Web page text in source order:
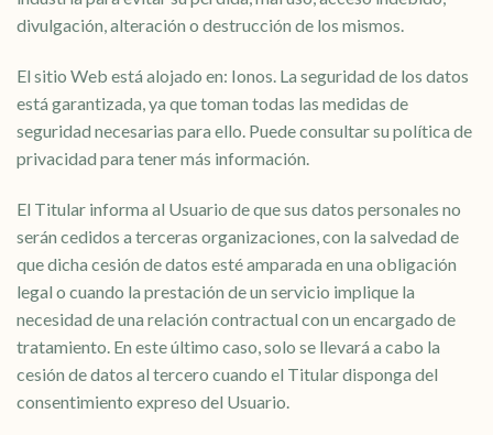
divulgación, alteración o destrucción de los mismos.
El sitio Web está alojado en: Ionos. La seguridad de los datos
está garantizada, ya que toman todas las medidas de
seguridad necesarias para ello. Puede consultar su política de
privacidad para tener más información.
El Titular informa al Usuario de que sus datos personales no
serán cedidos a terceras organizaciones, con la salvedad de
que dicha cesión de datos esté amparada en una obligación
legal o cuando la prestación de un servicio implique la
necesidad de una relación contractual con un encargado de
tratamiento. En este último caso, solo se llevará a cabo la
cesión de datos al tercero cuando el Titular disponga del
consentimiento expreso del Usuario.